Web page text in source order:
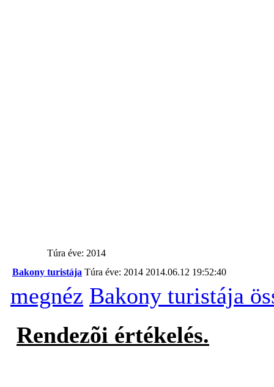
Túra éve: 2014
Bakony turistája Túra éve: 2014 2014.06.12 19:52:40
megnéz Bakony turistája
Rendezõi értékelés.